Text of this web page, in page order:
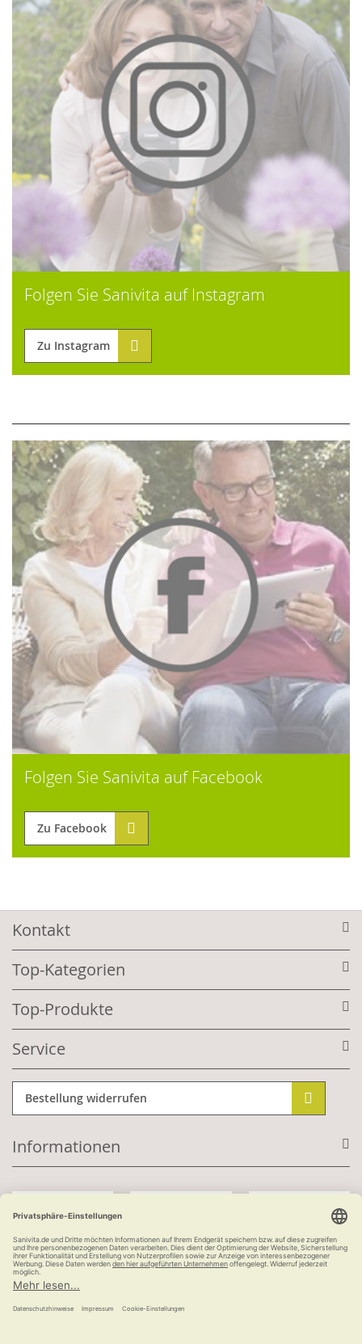
Folgen Sie Sanivita auf Instagram
Zu Instagram
Folgen Sie Sanivita auf Facebook
Zu Facebook
Kontakt
Top-Kategorien
Top-Produkte
Service
Bestellung widerrufen
Informationen
Kauf auf Rechnung